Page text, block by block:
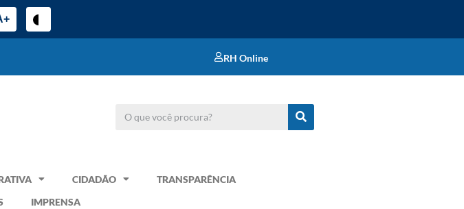
RH Online
CIDADÃO
TRANSPARÊNCIA
IMPRENSA